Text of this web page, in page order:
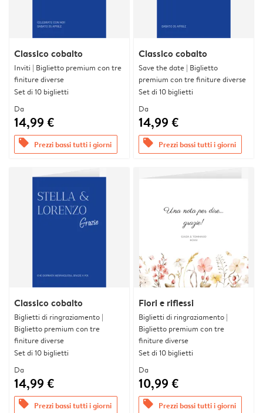
Classico cobalto
Inviti | Biglietto premium con tre
finiture diverse
Set di 10 biglietti
Da
14,99 €
offers Prezzi bassi tutti i giorni
Classico cobalto
Save the date | Biglietto
premium con tre finiture diverse
Set di 10 biglietti
Da
14,99 €
offers Prezzi bassi tutti i giorni
Classico cobalto
Biglietti di ringraziamento |
Biglietto premium con tre
finiture diverse
Set di 10 biglietti
Da
14,99 €
offers Prezzi bassi tutti i giorni
Fiori e riflessi
Biglietti di ringraziamento |
Biglietto premium con tre
finiture diverse
Set di 10 biglietti
Da
10,99 €
offers Prezzi bassi tutti i giorni